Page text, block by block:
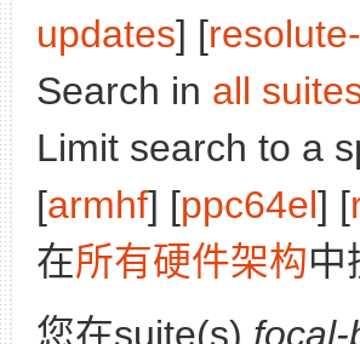
updates] [
Search in all
Limit search to a
[armhf] [ppc64el] [
在所有硬件架构中
您在suite(s) focal-